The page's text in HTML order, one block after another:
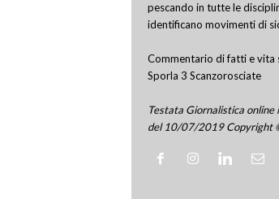
pescando in tutte le
identificano movimenti di
Commentario di fatti e vita
Sporla 3 Scanzorosciate
Testata Giornalistica online
del 10/07/2019 Copyright